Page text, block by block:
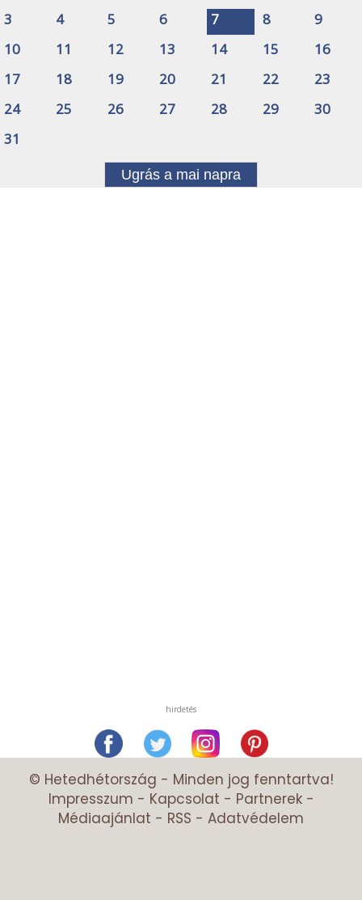
3
4 5 6 7 8
9
10
11 12 13 14 15
16
17
18 19 20 21 22
23
24
25 26 27 28 29
30
31
Ugrás a mai napra
hirdetés
© Hetedhétország - Minden jog fenntartva!
Impresszum - Kapcsolat - Partnerek-
Médiaajánlat - RSS - Adatvédelem